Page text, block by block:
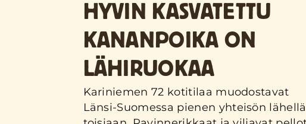
HYVIN KASVATETTU
KANANPOIKA ON
LÄHIRUOKAA
Kariniemen 72 kotitilaa muodostavat
Länsi-Suomessa pienen yhteisön lähellä